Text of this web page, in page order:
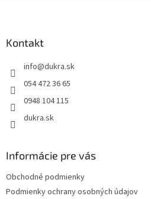
Kontakt
info@dukra.sk
054 472 36 65
0948 104 115
dukra.sk
Informácie pre vás
Obchodné podmienky
Podmienky ochrany osobných údajov